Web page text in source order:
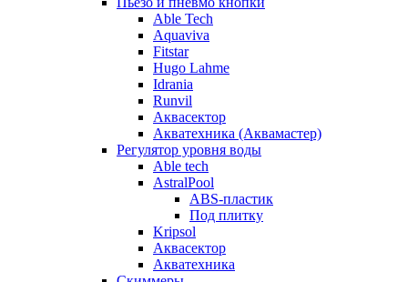
Able Tech
Aquaviva
Fitstar
Hugo Lahme
Idrania
Runvil
Аквасектор
Акватехника (Аквамастер)
Регулятор уровня воды
Able tech
AstralPool
ABS-пластик
Под плитку
Kripsol
Аквасектор
Акватехника